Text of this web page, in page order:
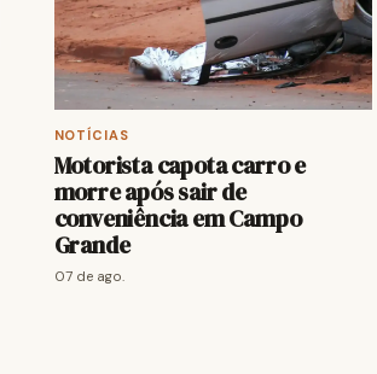
NOTÍCIAS
Motorista capota carro e
morre após sair de
conveniência em Campo
Grande
07 de ago.